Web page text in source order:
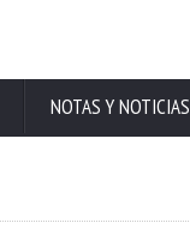
NOTAS Y NOTICIAS